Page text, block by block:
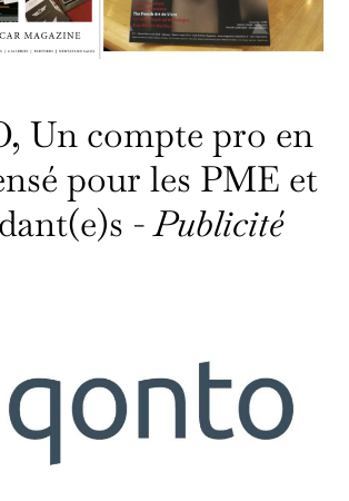
Un compte pro en
pour les PME et
-Publicité